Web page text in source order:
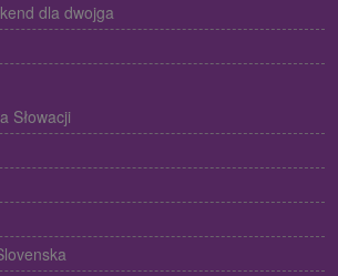
dla dwojga
Słowacji